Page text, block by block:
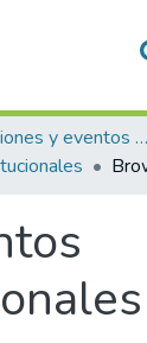
1. Publicaciones y eventos institucionales